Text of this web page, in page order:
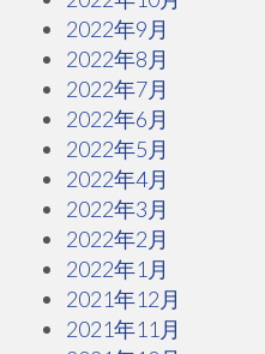
2022年9月
2022年8月
2022年7月
2022年6月
2022年5月
2022年4月
2022年3月
2022年2月
2022年1月
2021年12月
2021年11月